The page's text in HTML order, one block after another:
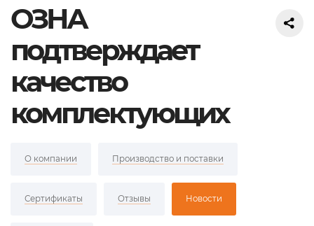
ОЗНА
подтверждает
качество
комплектующих
О компании Производство и поставки
Сертификаты Отзывы Новости